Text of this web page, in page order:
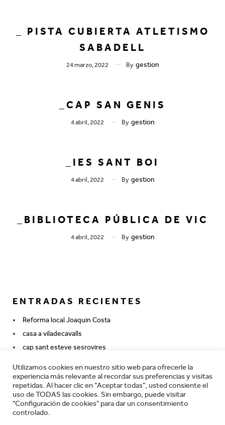
_ PISTA CUBIERTA ATLETISMO
SABADELL
24 marzo, 2022 By gestion
_CAP SAN GENIS
4 abril, 2022 By gestion
_IES SANT BOI
4 abril, 2022 By gestion
_BIBLIOTECA PÚBLICA DE VIC
4 abril, 2022 By gestion
ENTRADAS RECIENTES
Reforma local Joaquin Costa
casa a viladecavalls
cap sant esteve sesrovires
Utilizamos cookies en nuestro sitio web para ofrecerle la
experiencia más relevante al recordar sus preferencias y visitas
repetidas. Al hacer clic en "Aceptar todas", usted consiente el
uso de TODAS las cookies. Sin embargo, puede visitar
"Configuración de cookies" para dar un consentimiento
controlado.